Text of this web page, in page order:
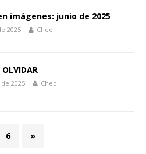
imágenes: junio de 2025
2025 Cheo
OLVIDAR
2025 Cheo
6 »